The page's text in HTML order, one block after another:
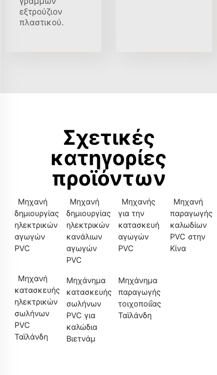
εξτρούζιον
πλαστικού.
Σχετικές
κατηγορίες
προϊόντων
Μηχανή
δημιουργίας
ηλεκτρικών
αγωγών
PVC
Μηχανή
δημιουργίας
ηλεκτρικών
κανάλιων
αγωγών
PVC
Μηχανής
για την
κατασκευή
αγωγών
PVC
Μηχανή
παραγωγής
καλωδίων
PVC στην
Κίνα
Μηχανή
κατασκευής
ηλεκτρικών
σωλήνων
PVC
Ταϊλάνδη
Μηχάνημα
κατασκευής
σωλήνων
PVC για
καλώδια
Βιετνάμ
Μηχάνημα
παραγωγής
τοιχοποιΐας
Ταϊλάνδη